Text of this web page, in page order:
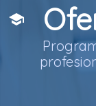
school